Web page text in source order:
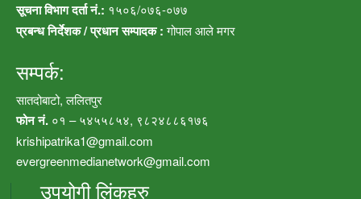
सूचना विभाग दर्ता नं.: १५०६/०७६-०७७
प्रबन्ध निर्देशक / प्रधान सम्पादक :गोपाल आले मगर
सम्पर्क:
सातदोबाटो, ललितपुर
फोन नं. ०१ – ५४५५८५४, ९८२४८८६१७६
krishipatrika1@gmail.com
evergreenmedianetwork@gmail.com
उपयोगी लिंकहरु